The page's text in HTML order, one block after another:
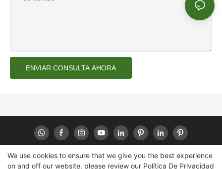
ENVIAR CONSULTA AHORA
We use cookies to ensure that we give you the best experience
on and off our website. please review our Política De Privacidad